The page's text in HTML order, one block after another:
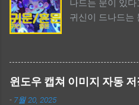
나드는 문이 있
귀신이 드나드는
가 강하고, 사람
중간적인 의미가
이팝 데몬 헌터
언급되어 궁금증
윈도우 캡쳐 이미지 자동
- 7월 20, 2025